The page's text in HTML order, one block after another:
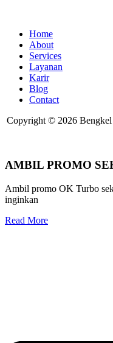
Home
About
Services
Layanan
Karir
Blog
Contact
Copyright © 2026
AMBIL PROMO
Ambil promo OK Turbo
inginkan
Read More